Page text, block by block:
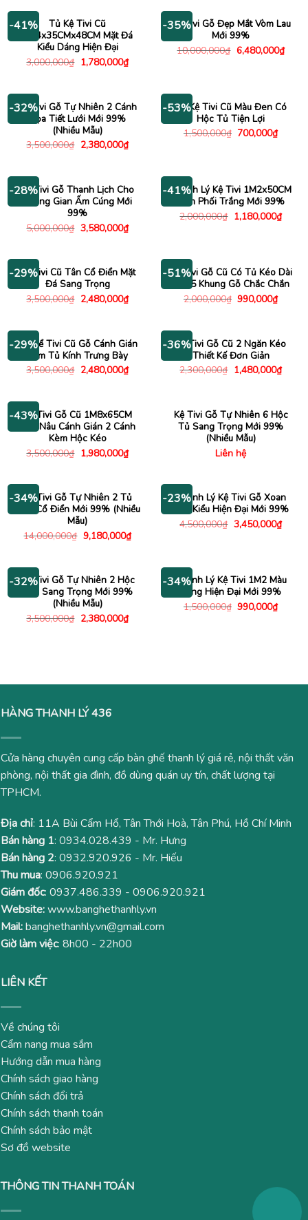
1,580,000₫.
-41%
Tủ Kệ Tivi Cũ
2M4x35CMx48CM Mặt Đá
Kiểu Dáng Hiện Đại
3,000,000₫ Giá
gốc
1,780,000₫Giá
hiện
1,780,000₫.
-35%
Kệ Tivi Gỗ Đẹp Mắt Vòm Lau
Mới 99%
10,000,000₫ Giá
gốc
6,480,000₫Giá
hiện
-32%
Kệ Tivi Gỗ Tự Nhiên 2 Cánh
Họa Tiết Lưới Mới 99%
(Nhiều Mẫu)
3,500,000₫ Giá
gốc
2,380,000₫Giá
hiện
2,380,000₫.
-53%
Tủ Kệ Tivi Cũ Màu Đen Có
Hộc Tủ Tiện Lợi
1,500,000₫ Giá
700,000₫Giá
hiện
-28%
Kệ Tivi Gỗ Thanh Lịch Cho
Không Gian Ấm Cúng Mới
99%
5,000,000₫ Giá
gốc
3,580,000₫Giá
hiện
3,580,000₫.
-41%
Thanh Lý Kệ Tivi 1M2x50CM
Xám Phối Trắng Mới 99%
2,000,000₫ Giá
gốc
1,180,000₫Giá
hiện
-29%
Kệ Tivi Cũ Tân Cổ Điển Mặt
Đá Sang Trọng
3,500,000₫ Giá
gốc
2,480,000₫Giá
hiện
2,480,000₫.
-51%
Kệ Tivi Gỗ Cũ Có Tủ Kéo Dài
2M35 Khung Gỗ Chắc Chắn
2,000,000₫ Giá
990,000₫Giá
hiện
-29%
Tủ Để Tivi Cũ Gỗ Cánh Gián
Kèm Tủ Kính Trưng Bày
3,500,000₫ Giá
gốc
2,480,000₫Giá
hiện
-36%
Kệ Tivi Gỗ Cũ 2 Ngăn Kéo
Thiết Kế Đơn Giản
2,300,000₫ Giá
gốc
1,480,000₫Giá
hiện
-43%Kệ Tivi Gỗ Cũ 1M8x65CM
Màu Nâu Cánh Gián 2 Cánh
Kèm Hộc Kéo
3,500,000₫ Giá
gốc
1,980,000₫Giá
hiện
1,980,000₫.
Kệ Tivi Gỗ Tự Nhiên 6 Hộc
Tủ Sang Trọng Mới 99%
(Nhiều Mẫu)
Liên hệ
-34%Kệ Tivi Gỗ Tự Nhiên 2 Tủ
Kính Cổ Điển Mới 99% (Nhiều
Mẫu)
14,000,000₫ Giá
gốc
9,180,000₫Giá
hiện
9,180,000₫.
-23%Thanh Lý Kệ Tivi Gỗ Xoan
Đào Kiểu Hiện Đại Mới 99%
4,500,000₫ Giá
gốc
3,450,000₫Giá
hiện
-32%
Kệ Tivi Gỗ Tự Nhiên 2 Hộc
Kéo Sang Trọng Mới 99%
(Nhiều Mẫu)
3,500,000₫ Giá
gốc
2,380,000₫Giá
hiện
-34%
Thanh Lý Kệ Tivi 1M2 Màu
Vàng Hiện Đại Mới 99%
1,500,000₫ Giá
990,000₫Giá
hiện
HÀNG THANH LÝ 436
Cửa hàng chuyên cung cấp bàn ghế thanh lý giá rẻ, nội thất văn
phòng, nội thất gia đình, đồ dùng quán uy tín, chất lượng tại
TPHCM.
Địa chỉ: 11A Bùi Cẩm Hổ, Tân Thới Hoà, Tân Phú, Hồ Chí Minh
Bán hàng 1: 0934.028.439 - Mr. Hưng
Bán hàng 2: 0932.920.926 - Mr. Hiếu
Thu mua: 0906.920.921
Giám đốc: 0937.486.339 - 0906.920.921
Website:www.banghethanhly.vn
Mail:banghethanhly.vn@gmail.com
Giờ làm việc: 8h00 - 22h00
LIÊN KẾT
Về chúng tôi
Cẩm nang mua sắm
Hướng dẫn mua hàng
Chính sách giao hàng
Chính sách đổi trả
Chính sách thanh toán
Chính sách bảo mật
Sơ đồ website
THÔNG TIN THANH TOÁN